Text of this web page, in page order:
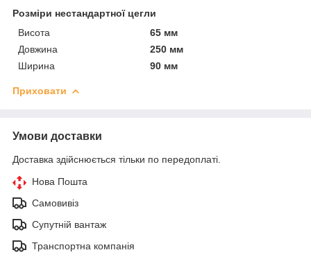
Розміри нестандартної цегли
Висота
65 мм
Довжина
250 мм
Ширина
90 мм
Приховати
Умови доставки
Доставка здійснюється тільки по передоплаті.
Нова Пошта
Самовивіз
Супутній вантаж
Транспортна компанія